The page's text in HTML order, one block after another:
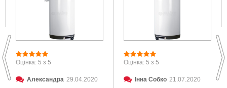
Оцінка: 5 з 5
Александра 29.04.2020
Оцінка: 5 з 5
Інна Собко 21.07.2020